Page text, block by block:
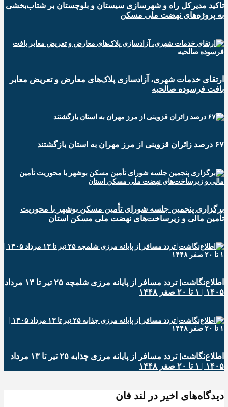
تاکید مدیرکل راه و شهرسازی سیستان و بلوچستان بر شتاب‌بخشی
به پروژه‌های نهضت ملی مسکن
ارتقای خدمات شهری، آزادسازی پلاک‌های معارض و تعریض معابر
بافت فرسوده صالحیه
۶۷ درصد زائران قزوینی از مرز مهران به استان بازگشتند
برگزاری پنجمین جلسه شورای تأمین مسکن بوشهر با محوریت
تأمین مالی و زیرساخت‌های نهضت ملی مسکن استان
اطلاع‌نگاشت| تردد مسافر از پایانه‌ مرزی شلمچه ۲۵ تیر تا ۱۳ مرداد
۱۴۰۵ | ۱ تا ۲۰ صفر ۱۴۴۸
اطلاع‌نگاشت| تردد مسافر از پایانه‌ مرزی چذابه ۲۵ تیر تا ۱۳ مرداد
۱۴۰۵ | ۱ تا ۲۰ صفر ۱۴۴۸
دیدگاه‌های اخیر در لند فان